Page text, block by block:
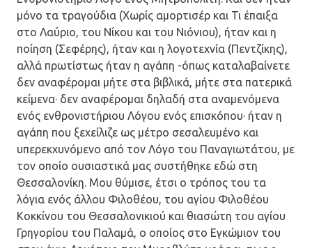
μόνο τα τραγούδια (Χωρίς αμορτισέρ και Τι έπαιξα
στο Λαύριο, του Νίκου και του Νιόνιου), ήταν και η
ποίηση (Σεφέρης), ήταν και η λογοτεχνία (Πεντζίκης),
αλλά πρωτίστως ήταν η αγάπη -όπως καταλαβαίνετε
δεν αναφέρομαι μήτε στα βιβλικά, μήτε στα πατερικά
κείμενα· δεν αναφέρομαι δηλαδή στα αναμενόμενα
ενός ενθρονιστήριου Λόγου ενός επισκόπου· ήταν η
αγάπη που ξεχείλιζε ως μέτρο σεσαλευμένο και
υπερεκχυνόμενο από τον Λόγο του Παναγιωτάτου, με
τον οποίο ουσιαστικά μας συστήθηκε εδώ στη
Θεσσαλονίκη. Μου θύμισε, έτσι ο τρόπος του τα
λόγια ενός άλλου Φιλοθέου, του αγίου Φιλοθέου
Κοκκίνου του Θεσσαλονικιού και θιασώτη του αγίου
Γρηγορίου του Παλαμά, ο οποίος στο Εγκώμιον του